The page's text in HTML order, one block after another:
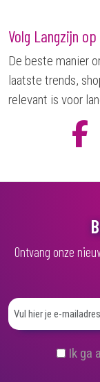
Volg Langzijn
De beste manier
laatste trends,
relevant is voor
Ontvang onze
Ik ga